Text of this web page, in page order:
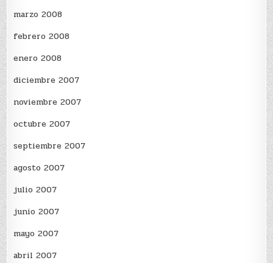
marzo 2008
febrero 2008
enero 2008
diciembre 2007
noviembre 2007
octubre 2007
septiembre 2007
agosto 2007
julio 2007
junio 2007
mayo 2007
abril 2007